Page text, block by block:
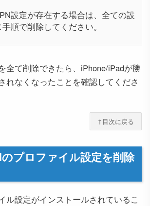
設定が存在する場合は、全ての設
順で削除してください。
全て削除できたら、iPhone/iPadが勝
れなくなったことを確認してくださ
↑目次に戻る
プロファイル設定を削除
ル設定がインストールされているこ